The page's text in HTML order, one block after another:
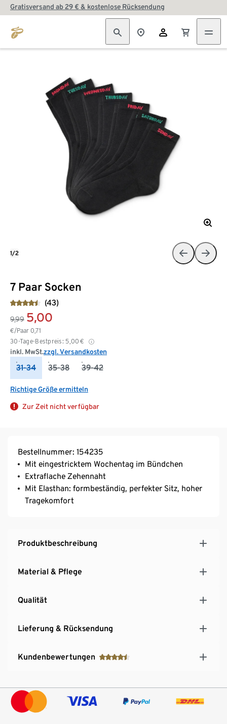
Gratisversand ab 29 € & kostenlose Rücksendung
7 Paar Socken
(43)
9,99 5,00
€/Paar 0,71
30-Tage-Bestpreis: 5,00 €
inkl. MwSt.zzgl. Versandkosten
31-34 35-38 39-42
Richtige Größe ermitteln
Zur Zeit nicht verfügbar
1/2
Bestellnummer: 154235
Mit eingestricktem Wochentag im Bündchen
Extraflache Zehennaht
Mit Elasthan: formbeständig, perfekter Sitz, hoher
Tragekomfort
Produktbeschreibung
Material & Pflege
Qualität
Lieferung & Rücksendung
Kundenbewertungen